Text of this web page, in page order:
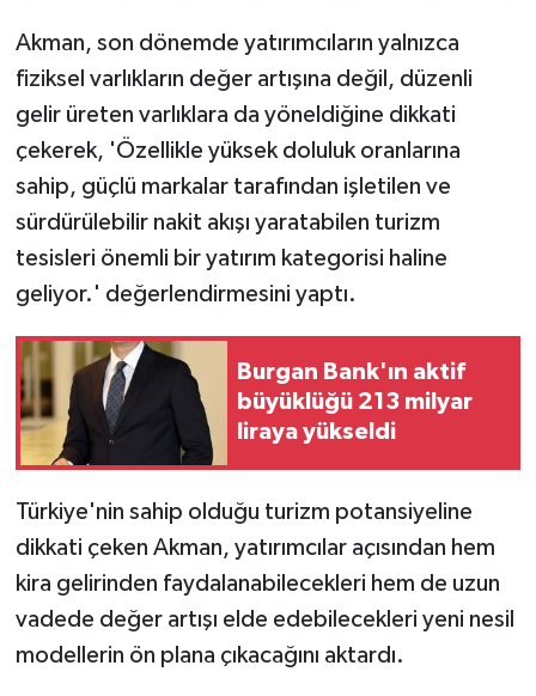
Akman, son dönemde yatırımcıların yalnızca
fiziksel varlıkların değer artışına değil, düzenli
gelir üreten varlıklara da yöneldiğine dikkati
çekerek, 'Özellikle yüksek doluluk oranlarına
sahip, güçlü markalar tarafından işletilen ve
sürdürülebilir nakit akışı yaratabilen turizm
tesisleri önemli bir yatırım kategorisi haline
geliyor.' değerlendirmesini yaptı.
Burgan Bank'ın aktif
büyüklüğü 213 milyar
liraya yükseldi
Türkiye'nin sahip olduğu turizm potansiyeline
dikkati çeken Akman, yatırımcılar açısından hem
kira gelirinden faydalanabilecekleri hem de uzun
vadede değer artışı elde edebilecekleri yeni nesil
modellerin ön plana çıkacağını aktardı.